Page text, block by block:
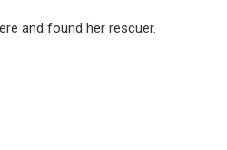
and found her rescuer.